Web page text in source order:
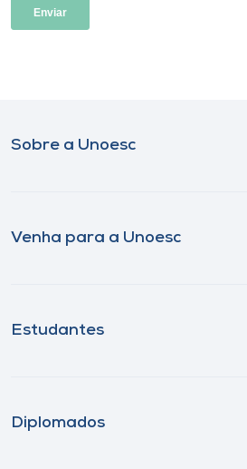
Sobre a Unoesc
Venha para a Unoesc
Estudantes
Diplomados